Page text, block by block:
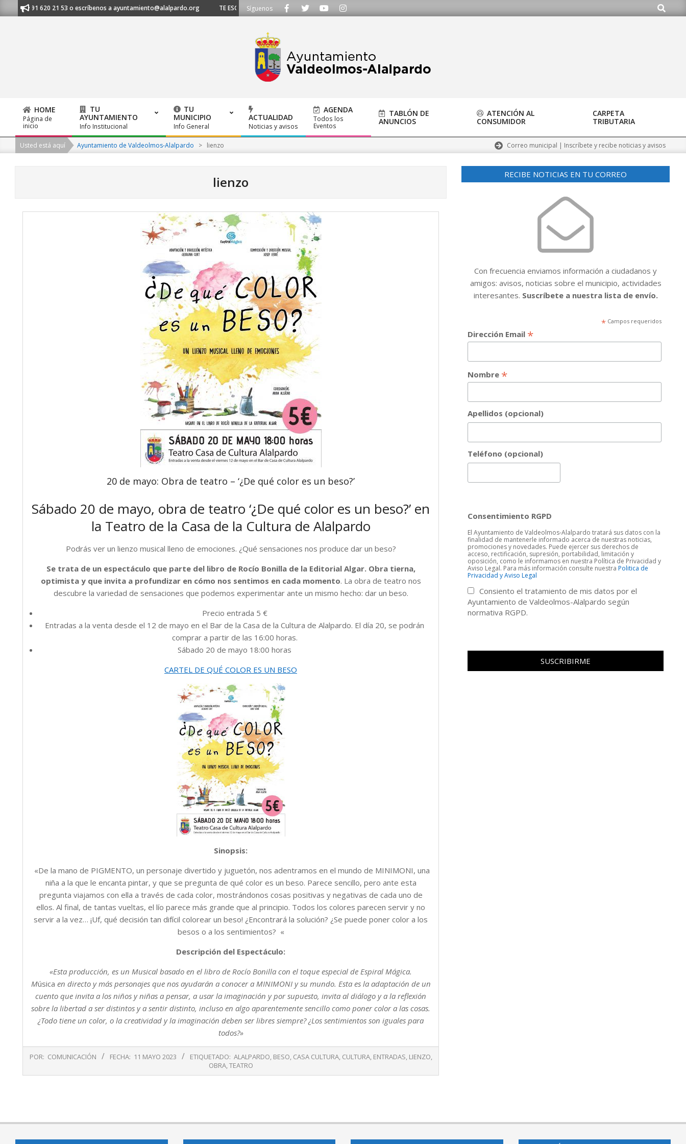
to
al 91 620 21 53 o escríbenos a ayuntamiento@alalpardo.org TE ESCUCHAMOS - Llámanos al 91 620 21 53 o escríbenos a ayuntamiento@alalpardo.org
Síguenos Buscar
Primary
Navigation
Menu
HOME
Página de
inicio
TU
AYUNTAMIENTO
Info Institucional
TU
MUNICIPIO
Info General
ACTUALIDAD
Noticias y avisos
AGENDA
Todos los
Eventos
TABLÓN DE
ANUNCIOS
ATENCIÓN AL
CONSUMIDOR
CARPETA
TRIBUTARIA
Usted está aquí Ayuntamiento de Valdeolmos-Alalpardo > lienzo Correo municipal | Inscríbete y recibe noticias y avisos
lienzo
20 de mayo: Obra de teatro – ‘¿De qué color es un beso?’
Sábado 20 de mayo, obra de teatro ‘¿De qué color es un beso?’ en
la Teatro de la Casa de la Cultura de Alalpardo
Podrás ver un lienzo musical lleno de emociones. ¿Qué sensaciones nos produce dar un beso?
Se trata de un espectáculo que parte del libro de Rocío Bonilla de la Editorial Algar. Obra tierna,
optimista y que invita a profundizar en cómo nos sentimos en cada momento. La obra de teatro nos
descubre la variedad de sensaciones que podemos experimentar ante un mismo hecho: dar un beso.
Precio entrada 5 €
Entradas a la venta desde el 12 de mayo en el Bar de la Casa de la Cultura de Alalpardo. El día 20, se podrán
comprar a partir de las 16:00 horas.
Sábado 20 de mayo 18:00 horas
CARTEL DE QUÉ COLOR ES UN BESO
Sinopsis:
«De la mano de PIGMENTO, un personaje divertido y juguetón, nos adentramos en el mundo de MINIMONI, una
niña a la que le encanta pintar, y que se pregunta de qué color es un beso. Parece sencillo, pero ante esta
pregunta viajamos con ella a través de cada color, mostrándonos cosas positivas y negativas de cada uno de
ellos. Al final, de tantas vueltas, el lío parece más grande que al principio. Todos los colores parecen servir y no
servir a la vez… ¡Uf, qué decisión tan difícil colorear un beso! ¿Encontrará la solución? ¿Se puede poner color a los
besos o a los sentimientos? «
Descripción del Espectáculo:
«Esta producción, es un Musical basado en el libro de Rocío Bonilla con el toque especial de Espiral Mágica.
Música en directo y más personajes que nos ayudarán a conocer a MINIMONI y su mundo. Esta es la adaptación de un
cuento que invita a los niños y niñas a pensar, a usar la imaginación y por supuesto, invita al diálogo y a la reflexión
sobre la libertad a ser distintos y a sentir distinto, incluso en algo aparentemente sencillo como poner color a las cosas.
¿Todo tiene un color, o la creatividad y la imaginación deben ser libres siempre? ¿Los sentimientos son iguales para
todos?»
05-
11
POR: COMUNICACIÓN FECHA: 11 MAYO 2023 ETIQUETADO: ALALPARDO, BESO, CASA CULTURA, CULTURA, ENTRADAS, LIENZO,
OBRA,TEATRO
RECIBE NOTICIAS EN TU CORREO
Con frecuencia enviamos información a ciudadanos y
amigos: avisos, noticias sobre el municipio, actividades
interesantes. Suscríbete a nuestra lista de envío.
* Campos requeridos
Dirección Email *
Nombre *
Apellidos (opcional)
Teléfono (opcional)
Consentimiento RGPD
El Ayuntamiento de Valdeolmos-Alalpardo tratará sus datos con la
finalidad de mantenerle informado acerca de nuestras noticias,
promociones y novedades. Puede ejercer sus derechos de
acceso, rectificación, supresión, portabilidad, limitación y
oposición, como le informamos en nuestra Política de Privacidad y
Aviso Legal. Para más información consulte nuestraPolitica de
Privacidad y Aviso Legal
Consiento el tratamiento de mis datos por el
Ayuntamiento de Valdeolmos-Alalpardo según
normativa RGPD.